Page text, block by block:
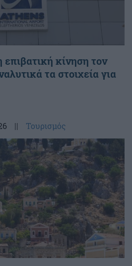
κίνηση τον
τα στοιχεία για
|| Τουρισμός